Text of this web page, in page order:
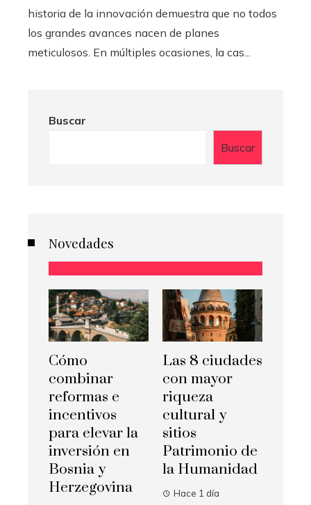
historia de la innovación demuestra que no todos
los grandes avances nacen de planes
meticulosos. En múltiples ocasiones, la cas...
Buscar
Buscar
Novedades
Cómo
combinar
reformas e
incentivos
para elevar la
inversión en
Bosnia y
Herzegovina
Las 8 ciudades
con mayor
riqueza
cultural y
sitios
Patrimonio de
la Humanidad
Hace 1 día